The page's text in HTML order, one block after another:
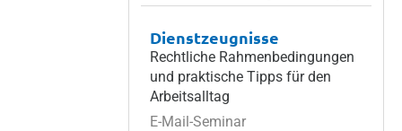
Dienstzeugnisse
Rechtliche Rahmenbedingungen
und praktische Tipps für den
Arbeitsalltag
E-Mail-Seminar